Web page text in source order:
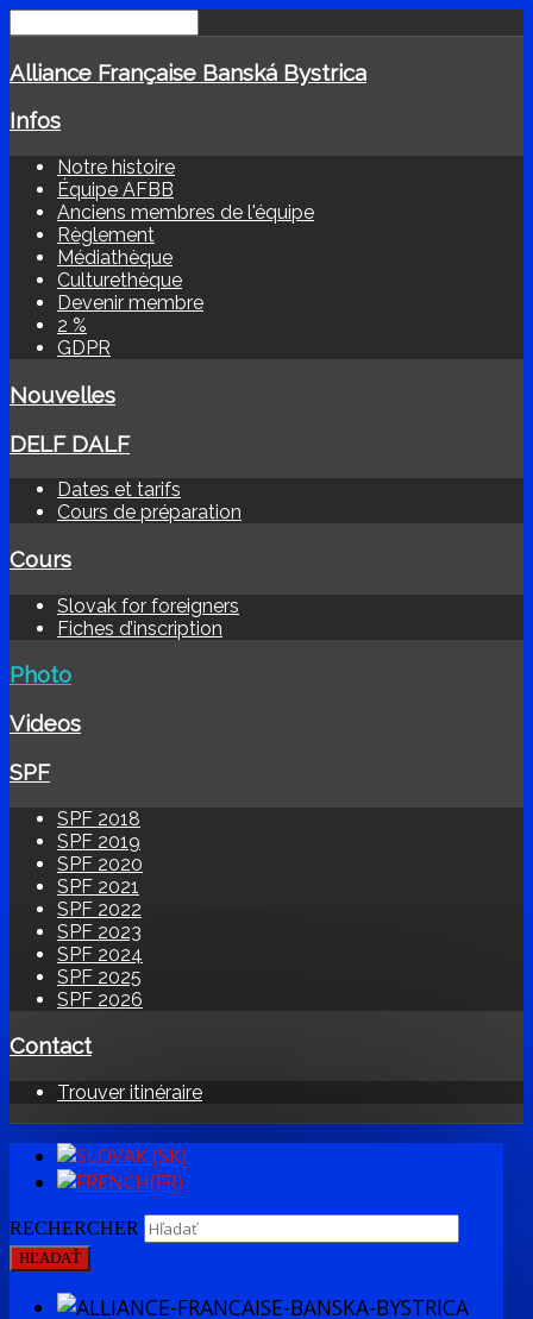
Alliance Française Banská Bystrica
Infos
Notre histoire
Équipe AFBB
Anciens membres de l'équipe
Règlement
Médiathèque
Culturethèque
Devenir membre
2 %
GDPR
Nouvelles
DELF DALF
Dates et tarifs
Cours de préparation
Cours
Slovak for foreigners
Fiches d’inscription
Photo
Videos
SPF
SPF 2018
SPF 2019
SPF 2020
SPF 2021
SPF 2022
SPF 2023
SPF 2024
SPF 2025
SPF 2026
Contact
Trouver itinéraire
RECHERCHER
HĽADAŤ